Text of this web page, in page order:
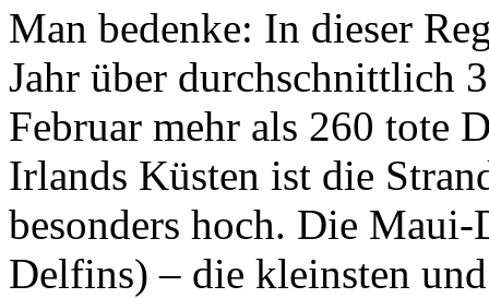
Man bedenke: In dieser
Jahr über durchschnittlich
Februar mehr als 260 tote
Irlands Küsten ist die
besonders hoch. Die
Delfins) – die kleinsten